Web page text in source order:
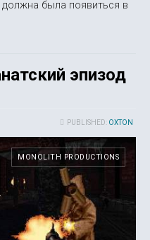
была появиться в
эпизод
PUBLISHED: OXTON
MONOLITH PRODUCTIONS